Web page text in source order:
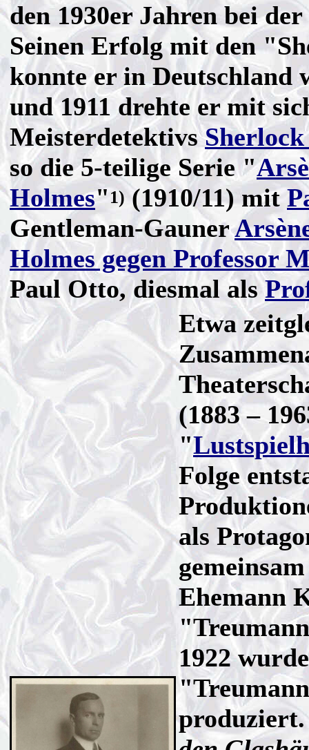
den 1930er Jahren bei
Seinen Erfolg mit den
konnte er in Deutschland
und 1911 drehte er mit
Meisterdetektivs
so die 5-teilige Serie "
Holmes" 1) (1910/11) mit
Gentleman-Gauner
Holmes gegen Professor
Paul Otto, diesmal als
Etwa
(1883 –
"
Folge
als
Ehemann
1922